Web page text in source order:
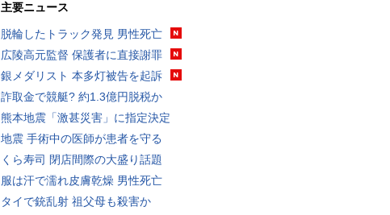
主要ニュース
脱輪したトラック発見 男性死亡
広陵高元監督 保護者に直接謝罪
銀メダリスト 本多灯被告を起訴
詐取金で競艇? 約1.3億円脱税か
熊本地震「激甚災害」に指定決定
地震 手術中の医師が患者を守る
くら寿司 閉店間際の大盛り話題
服は汗で濡れ皮膚乾燥 男性死亡
タイで銃乱射 祖父母も殺害か